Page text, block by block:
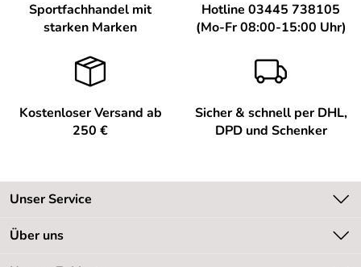
Sportfachhandel mit
starken Marken
Hotline 03445 738105
(Mo-Fr 08:00-15:00 Uhr)
Kostenloser Versand ab
250 €
Sicher & schnell per DHL,
DPD und Schenker
Unser Service
Kontakt
Über uns